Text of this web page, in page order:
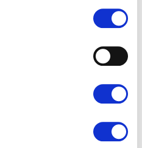
weiterhin nutzen.
Reinigung höher
sauber halten
Gebäude. Gerade stark
und Treppenhäuser